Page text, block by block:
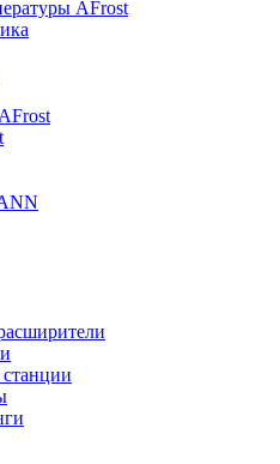
AFrost